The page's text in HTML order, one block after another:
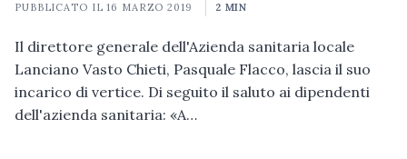
PUBBLICATO IL16 MARZO 2019 2 MIN
Il direttore generale dell'Azienda sanitaria locale
Lanciano Vasto Chieti, Pasquale Flacco, lascia il suo
incarico di vertice. Di seguito il saluto ai dipendenti
dell'azienda sanitaria: «A…